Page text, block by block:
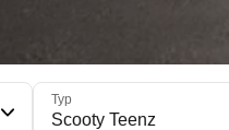
Typ
Scooty Teenz